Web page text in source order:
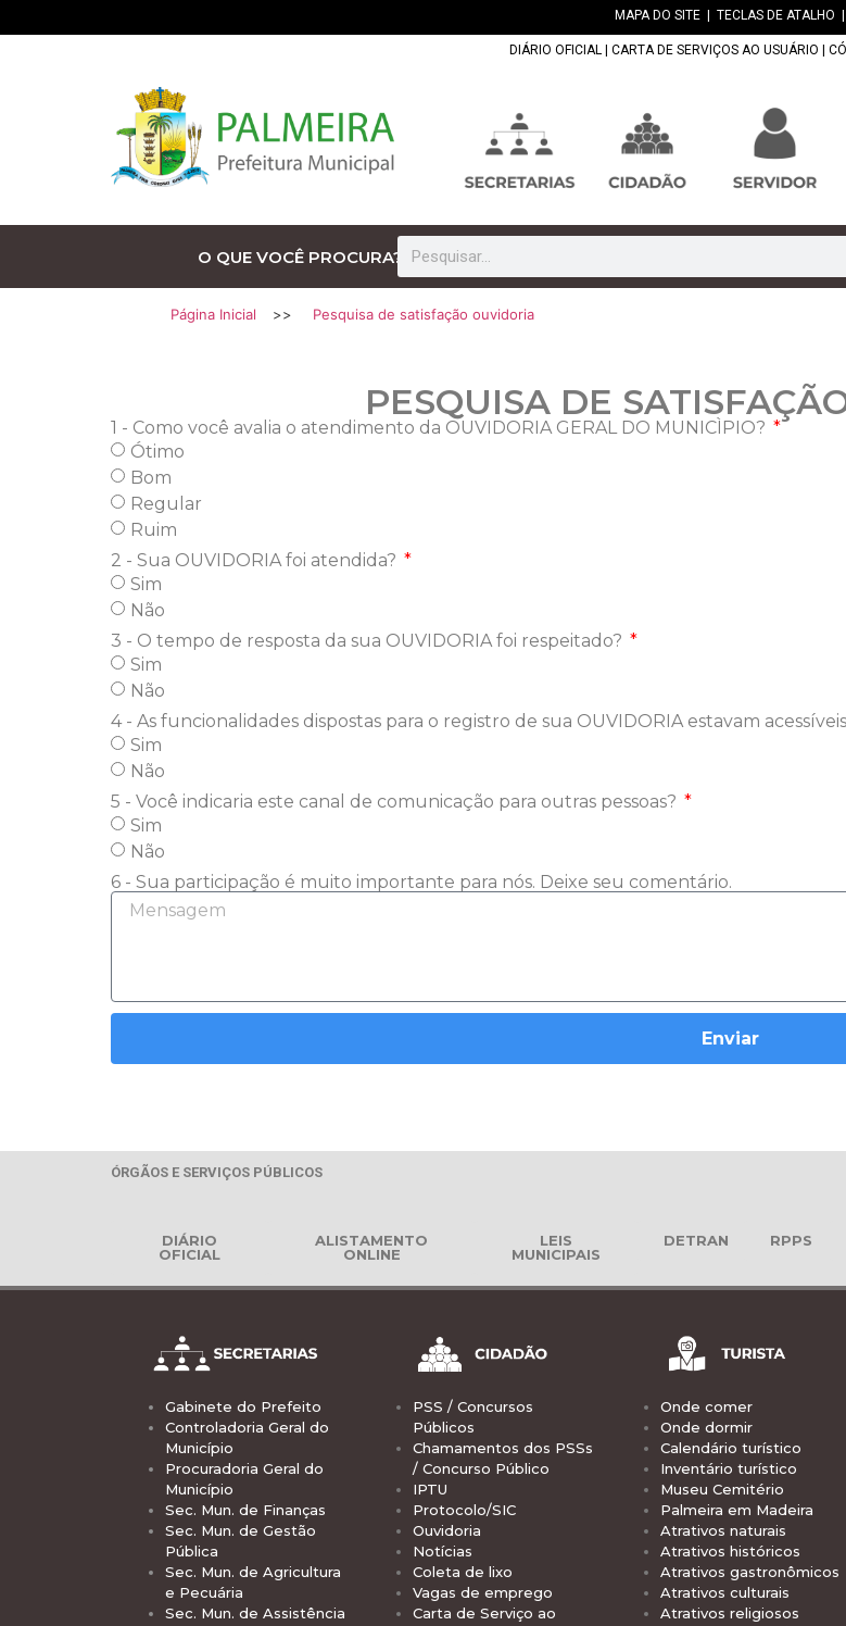
MAPA DO SITE TECLAS DE ATALHO
DIÁRIO OFICIAL CARTA DE SERVIÇOS AO USUÁRIO
O QUE VOCÊ PROCURA?
Página Inicial >> Pesquisa de satisfação ouvidoria
PESQUISA DE
1 - Como você avalia o atendimento da OUVIDORIA GERAL DO MUNICÌPIO?
Ótimo
Bom
Regular
Ruim
2 - Sua OUVIDORIA foi atendida?
Sim
Não
3 - O tempo de resposta da sua OUVIDORIA foi respeitado?
Sim
Não
4 - As funcionalidades dispostas para o registro de sua OUVIDORIA estavam
Sim
Não
5 - Você indicaria este canal de comunicação para outras pessoas?
Sim
Não
6 - Sua participação é muito importante para nós. Deixe seu comentário.
Enviar
ÓRGÃOS E SERVIÇOS PÚBLICOS
DIÁRIO
OFICIAL
ALISTAMENTO
ONLINE
LEIS
MUNICIPAIS
DETRAN RPPS
Gabinete do Prefeito
Controladoria Geral do
Município
Procuradoria Geral do
Município
Sec. Mun. de Finanças
Sec. Mun. de Gestão
Pública
Sec. Mun. de Agricultura
e Pecuária
Sec. Mun. de Assistência
PSS / Concursos
Públicos
Chamamentos dos PSSs
/ Concurso Público
IPTU
Protocolo/SIC
Ouvidoria
Notícias
Coleta de lixo
Vagas de emprego
Carta de Serviço ao
Onde comer
Onde dormir
Calendário turístico
Inventário turístico
Museu Cemitério
Palmeira em Madeira
Atrativos naturais
Atrativos históricos
Atrativos gastronômicos
Atrativos culturais
Atrativos religiosos